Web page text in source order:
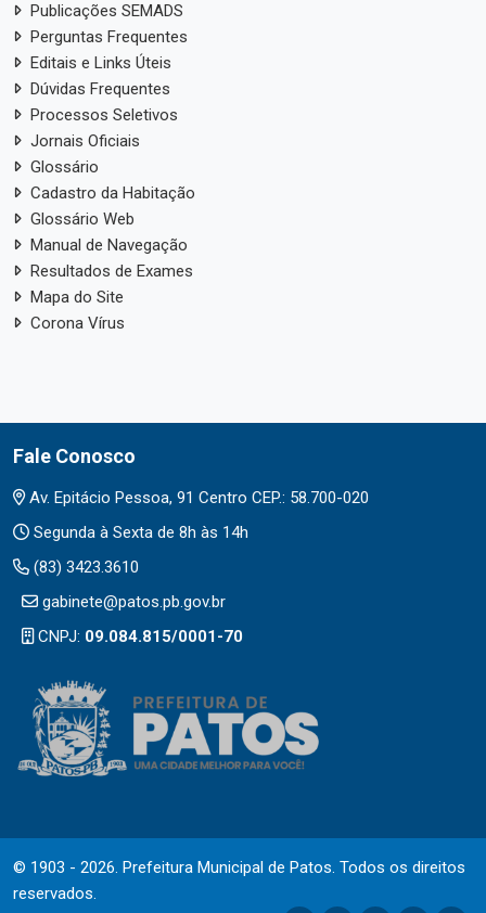
Publicações SEMADS
Perguntas Frequentes
Editais e Links Úteis
Dúvidas Frequentes
Processos Seletivos
Jornais Oficiais
Glossário
Cadastro da Habitação
Glossário Web
Manual de Navegação
Resultados de Exames
Mapa do Site
Corona Vírus
Fale Conosco
Av. Epitácio Pessoa, 91 Centro CEP.: 58.700-020
Segunda à Sexta de 8h às 14h
(83) 3423.3610
gabinete@patos.pb.gov.br
CNPJ: 09.084.815/0001-70
© 1903 - 2026. Prefeitura Municipal de Patos. Todos os direitos
reservados.